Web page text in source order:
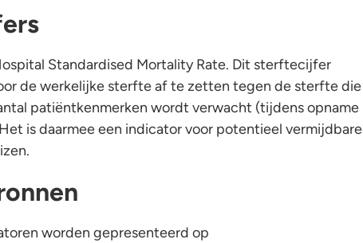
Standardised Mortality Rate. Dit sterftecijfer
de werkelijke sterfte af te zetten tegen de sterfte die
patiëntkenmerken wordt verwacht (tijdens opname
is daarmee een indicator voor potentieel vermijdbare
worden gepresenteerd op